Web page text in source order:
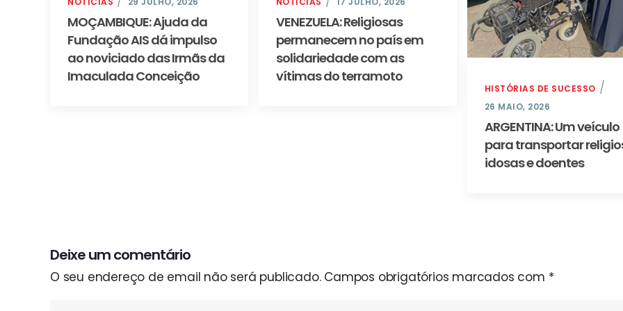
MOÇAMBIQUE: Ajuda da
Fundação AIS dá impulso
ao noviciado das Irmãs da
Imaculada Conceição
VENEZUELA: Religiosas
permanecem no país em
solidariedade com as
vítimas do terramoto
HISTÓRIAS DE SUCESSO
26 MAIO, 2026
ARGENTINA: Um veículo
para transportar
idosas e doentes
Deixe um comentário
O seu endereço de email não será publicado. Campos obrigatórios marcados com *